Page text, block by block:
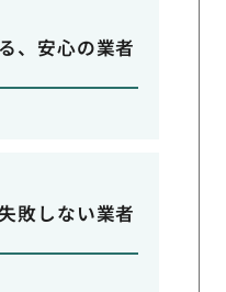
、安心の業者
敗しない業者